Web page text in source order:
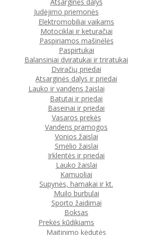
Judėjimo priemonės
Elektromobiliai vaikams
Motociklai ir keturačiai
Paspiriamos mašinėlės
Paspirtukai
Balansiniai dviratukai ir triratukai
Dviračių priedai
Atsarginės dalys ir priedai
Lauko ir vandens žaislai
Batutai ir priedai
Baseinai ir priedai
Vasaros prekės
Vandens pramogos
Vonios žaislai
Smėlio žaislai
Irklentės ir priedai
Lauko žaislai
Kamuoliai
Supynės, hamakai ir kt.
Muilo burbulai
Sporto žaidimai
Boksas
Prekės kūdikiams
Maitinimo kėdutės